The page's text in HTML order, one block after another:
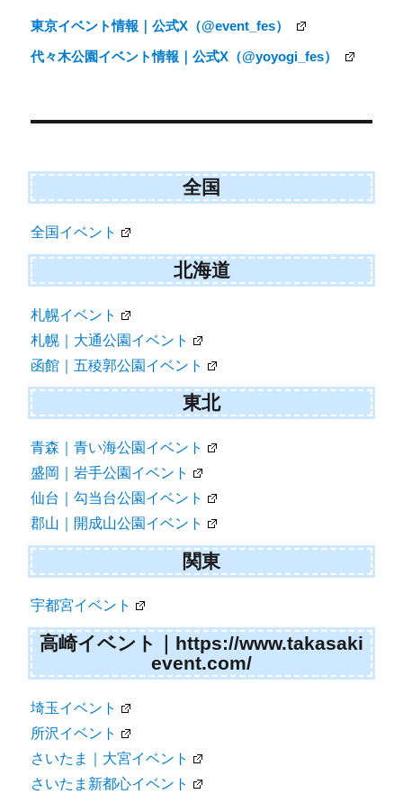
ビ
ゲ
シ
ン
東京イベント情報｜公式X（@event_fes）
代々木公園イベント情報｜公式X（@yoyogi_fes）
全国
全国イベント
北海道
札幌イベント
札幌｜大通公園イベント
函館｜五稜郭公園イベント
東北
青森｜青い海公園イベント
盛岡｜岩手公園イベント
仙台｜勾当台公園イベント
郡山｜開成山公園イベント
関東
宇都宮イベント
高崎イベント｜https://www.takasaki
event.com/
埼玉イベント
所沢イベント
さいたま｜大宮イベント
さいたま新都心イベント